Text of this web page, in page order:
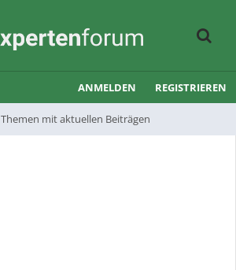
Themen mit aktuellen Beiträgen
ANMELDEN REGISTRIEREN